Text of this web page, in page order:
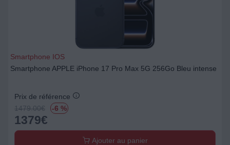
Smartphone IOS
Smartphone APPLE iPhone 17 Pro Max 5G 256Go Bleu intense
Prix de référence
1479.00€ -6 %
1379€
Ajouter au panier